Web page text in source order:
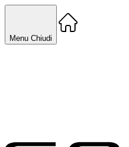
Menu Chiudi